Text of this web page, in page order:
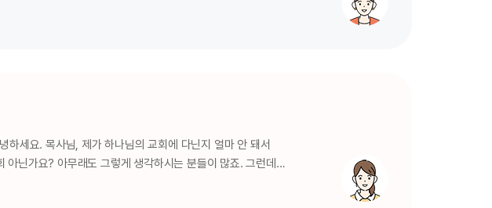
고개를 갸웃거리던걸요? 그랬나요? 그래서 말인데요, 우리
세요. 목사님, 제가 하나님의 교회에 다닌지 얼마 안 돼서
아닌가요? 아무래도 그렇게 생각하시는 분들이 많죠. 그런데
렇지 않은 교회도 있답니다. 하나님께서 세우시지 않은 교회도